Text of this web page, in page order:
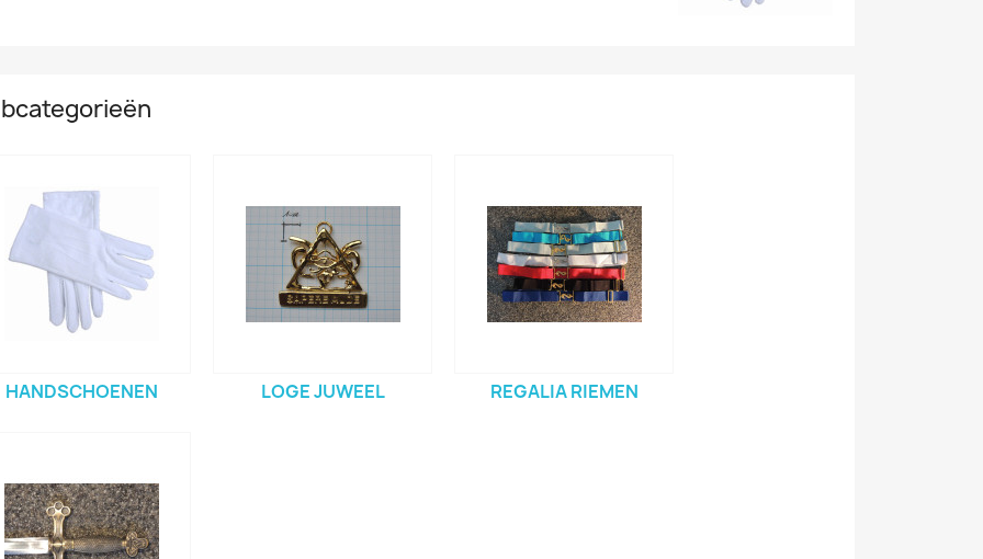
HANDSCHOENEN LOGE JUWEEL REGALIA RIEMEN